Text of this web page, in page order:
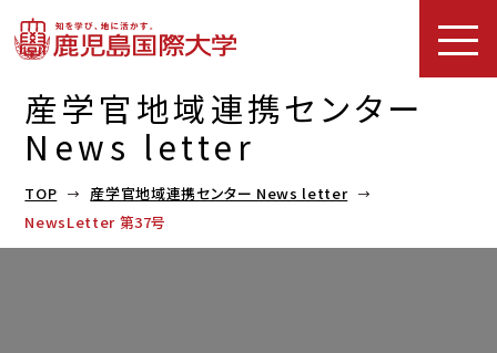
産学官地域連携センター
News letter
TOP
産学官地域連携センター News letter
NewsLetter 第37号